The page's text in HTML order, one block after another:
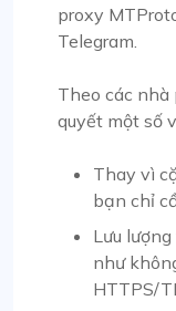
proxy
Telegram.
Theo các
quyết một số
Thay vì
bạn chỉ
Lưu
như
HTTPS/